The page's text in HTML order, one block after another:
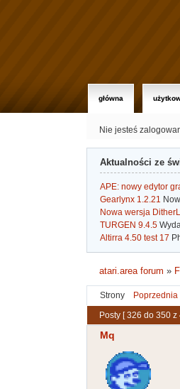
główna
Nie jesteś
Aktualności ze
APE: nowy edytor
Gearlynx 1.2.21
Nowa wersja
TURGEN 9.4.5
Altirra 4.50 test 17
atari.area forum »
Strony Poprzednia
Posty [ 326 do 350 z
Mq